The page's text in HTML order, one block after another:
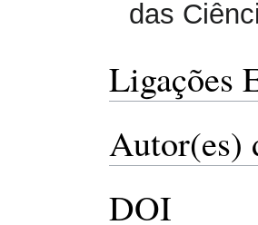
das
Ligações
Autor(es)
DOI